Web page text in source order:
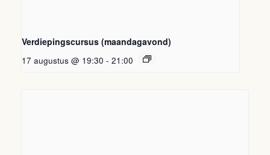
Verdiepingscursus (maandagavond)
17 augustus @ 19:30 - 21:00